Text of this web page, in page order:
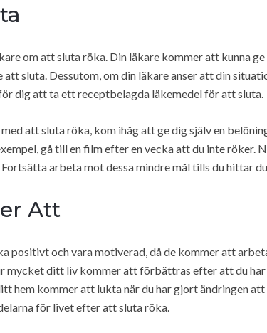
om att sluta röka. Din läkare kommer att kunna
sluta. Dessutom, om din läkare anser att din
dig att ta ett receptbelagda läkemedel för att sluta.
att sluta röka, kom ihåg att ge dig själv en
gå till en film efter en vecka att du inte röker.
arbeta mot dessa mindre mål tills du hittar
Att
positivt och vara motiverad, då de kommer att
mycket ditt liv kommer att förbättras efter att du
hem kommer att lukta när du har gjort ändringen
för livet efter att sluta röka.